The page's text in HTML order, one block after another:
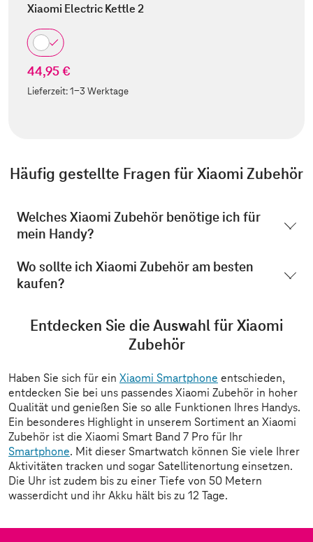
Xiaomi Electric Kettle 2
44,95 €
Lieferzeit:1-3 Werktage
Häufig gestellte Fragen fürXiaomi Zubehör
Welches Xiaomi Zubehör benötige ich für
mein Handy?
Wo sollte ich Xiaomi Zubehör am besten
kaufen?
Entdecken Sie die Auswahl fürXiaomi
Zubehör
Haben Sie sich für ein Xiaomi Smartphone entschieden,
entdecken Sie bei uns passendes Xiaomi Zubehör in hoher
Qualität und genießen Sie so alle Funktionen Ihres Handys.
Ein besonderes Highlight in unserem Sortiment an Xiaomi
Zubehör ist die Xiaomi Smart Band 7 Pro für Ihr
Smartphone. Mit dieser Smartwatch können Sie viele Ihrer
Aktivitäten tracken und sogar Satellitenortung einsetzen.
Die Uhr ist zudem bis zu einer Tiefe von 50 Metern
wasserdicht und ihr Akku hält bis zu 12 Tage.